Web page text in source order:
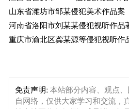
山东省潍坊市邹某侵犯美术作品案
河南省洛阳市刘某某侵犯视听作品
重庆市渝北区龚某源等侵犯视听作
免责声明: 本站部分内容、观点
自网络，仅供大家学习和交流，